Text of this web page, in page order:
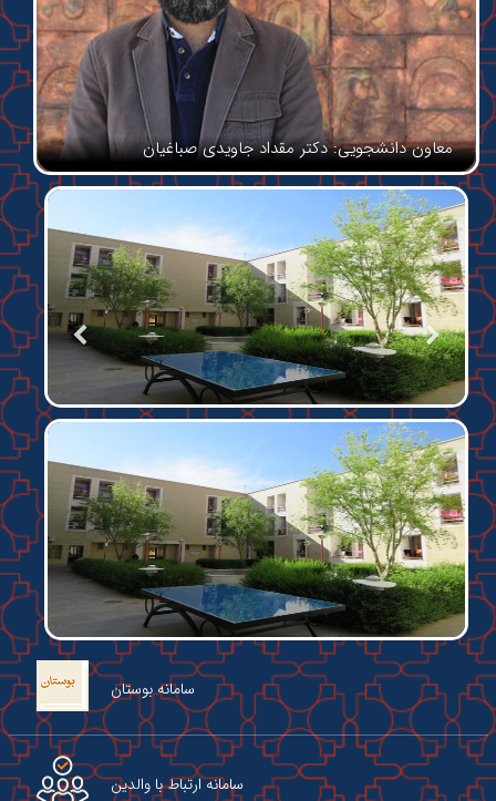
معاون دانشجویی: دکتر مقداد جاویدی صباغیان
سامانه بوستان
سامانه ارتباط با والدین